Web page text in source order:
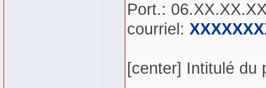
Port.:
courriel:
[center] Intitulé du